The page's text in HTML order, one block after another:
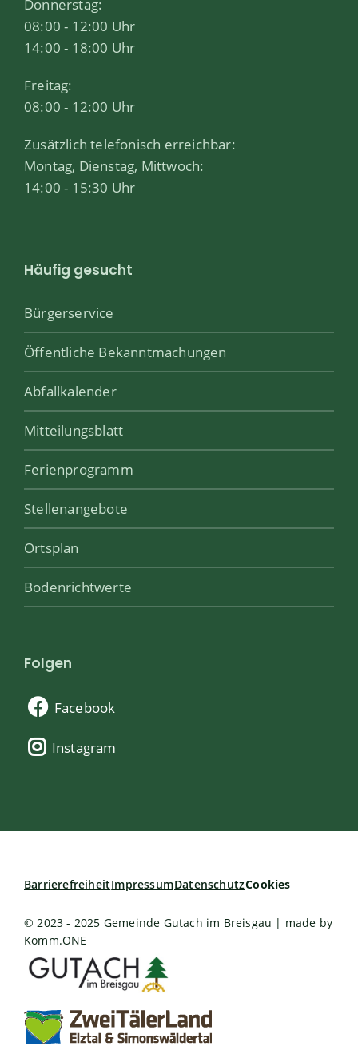
Donnerstag:
08:00 - 12:00 Uhr
14:00 - 18:00 Uhr
Freitag:
08:00 - 12:00 Uhr
Zusätzlich telefonisch erreichbar:
Montag, Dienstag, Mittwoch:
14:00 - 15:30 Uhr
Häufig gesucht
Bürgerservice
Öffentliche Bekanntmachungen
Abfallkalender
Mitteilungsblatt
Ferienprogramm
Stellenangebote
Ortsplan
Bodenrichtwerte
Folgen
Facebook
Instagram
BarrierefreiheitImpressumDatenschutzCookies
© 2023 - 2025 Gemeinde Gutach im Breisgau | made by
Komm.ONE